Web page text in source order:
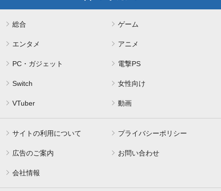
総合 ゲーム
エンタメ アニメ
PC・ガジェット 電撃PS
Switch 女性向け
VTuber 動画
サイトの利用について プライバシーポリシー
広告のご案内 お問い合わせ
会社情報